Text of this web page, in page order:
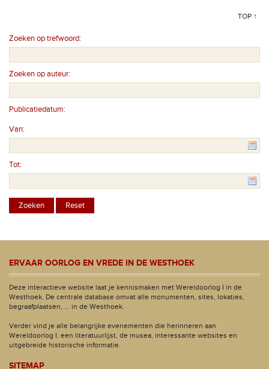
TOP ↑
Zoeken op trefwoord:
Zoeken op auteur:
Publicatiedatum:
Van:
Tot:
ERVAAR OORLOG EN VREDE IN DE WESTHOEK
Deze interactieve website laat je kennismaken met Wereldoorlog I in de
Westhoek. De centrale database omvat alle monumenten, sites, lokaties,
begraafplaatsen, ... in de Westhoek.
Verder vind je alle belangrijke evenementen die herinneren aan
Wereldoorlog I, een literatuurlijst, de musea, interessante websites en
uitgebreide historische informatie.
SITEMAP